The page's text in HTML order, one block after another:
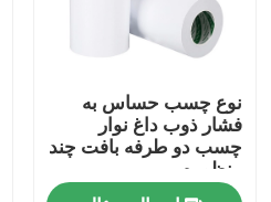
نوع چسب حساس به
فشار ذوب داغ نوار
چسب دو طرفه بافت چند
منظوره